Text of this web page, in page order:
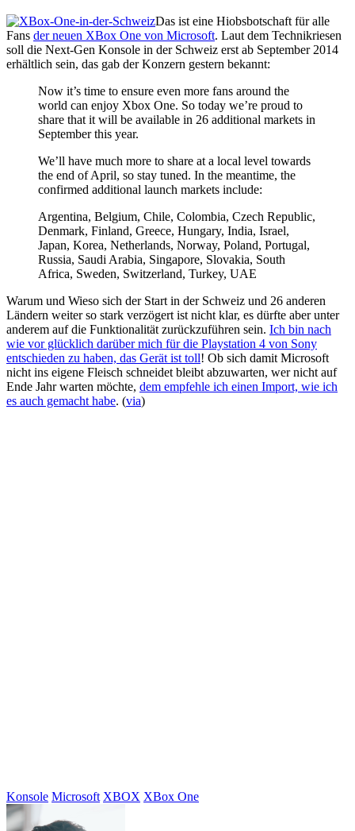
Das ist eine Hiobsbotschaft für alle
Fans der neuen XBox One von Microsoft. Laut dem Technikriesen
soll die Next-Gen Konsole in der Schweiz erst ab September 2014
erhältlich sein, das gab der Konzern gestern bekannt:
Now it’s time to ensure even more fans around the
world can enjoy Xbox One. So today we’re proud to
share that it will be available in 26 additional markets in
September this year.
We’ll have much more to share at a local level towards
the end of April, so stay tuned. In the meantime, the
confirmed additional launch markets include:
Argentina, Belgium, Chile, Colombia, Czech Republic,
Denmark, Finland, Greece, Hungary, India, Israel,
Japan, Korea, Netherlands, Norway, Poland, Portugal,
Russia, Saudi Arabia, Singapore, Slovakia, South
Africa, Sweden, Switzerland, Turkey, UAE
Warum und Wieso sich der Start in der Schweiz und 26 anderen
Ländern weiter so stark verzögert ist nicht klar, es dürfte aber unter
anderem auf die Funktionalität zurückzuführen sein. Ich bin nach
wie vor glücklich darüber mich für die Playstation 4 von Sony
entschieden zu haben, das Gerät ist toll! Ob sich damit Microsoft
nicht ins eigene Fleisch schneidet bleibt abzuwarten, wer nicht auf
Ende Jahr warten möchte, dem empfehle ich einen Import, wie ich
es auch gemacht habe. (via)
Konsole Microsoft XBOX XBox One